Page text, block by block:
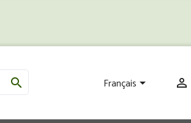
 Français 